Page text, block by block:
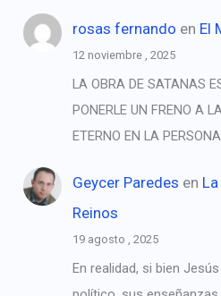
rosas fernando en El
12 noviembre , 2025
LA OBRA DE SATANAS
PONERLE UN FRENO A
ETERNO EN LA
Geycer Paredes en
Reinos
19 agosto , 2025
En realidad, si bien